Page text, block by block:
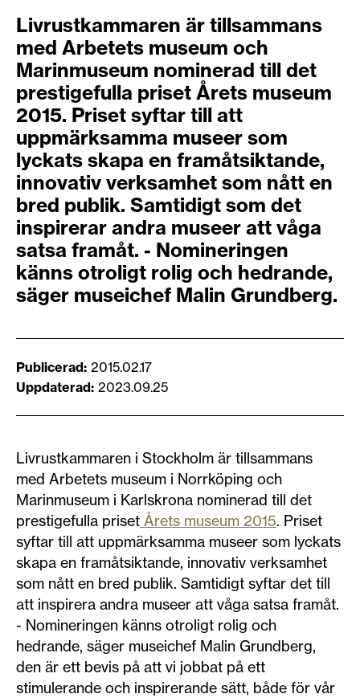
Livrustkammaren är tillsammans
med Arbetets museum och
Marinmuseum nominerad till det
prestigefulla priset Årets museum
2015. Priset syftar till att
uppmärksamma museer som
lyckats skapa en framåtsiktande,
innovativ verksamhet som nått en
bred publik. Samtidigt som det
inspirerar andra museer att våga
satsa framåt. - Nomineringen
känns otroligt rolig och hedrande,
säger museichef Malin Grundberg.
Publicerad 2015.02.17
Uppdaterad 2023.09.25
Livrustkammaren i Stockholm är tillsammans
med Arbetets museum i Norrköping och
Marinmuseum i Karlskrona nominerad till det
prestigefulla priset Årets museum 2015. Priset
syftar till att uppmärksamma museer som lyckats
skapa en framåtsiktande, innovativ verksamhet
som nått en bred publik. Samtidigt syftar det till
att inspirera andra museer att våga satsa framåt.
- Nomineringen känns otroligt rolig och
hedrande, säger museichef Malin Grundberg,
den är ett bevis på att vi jobbat på ett
stimulerande och inspirerande sätt, både för vår